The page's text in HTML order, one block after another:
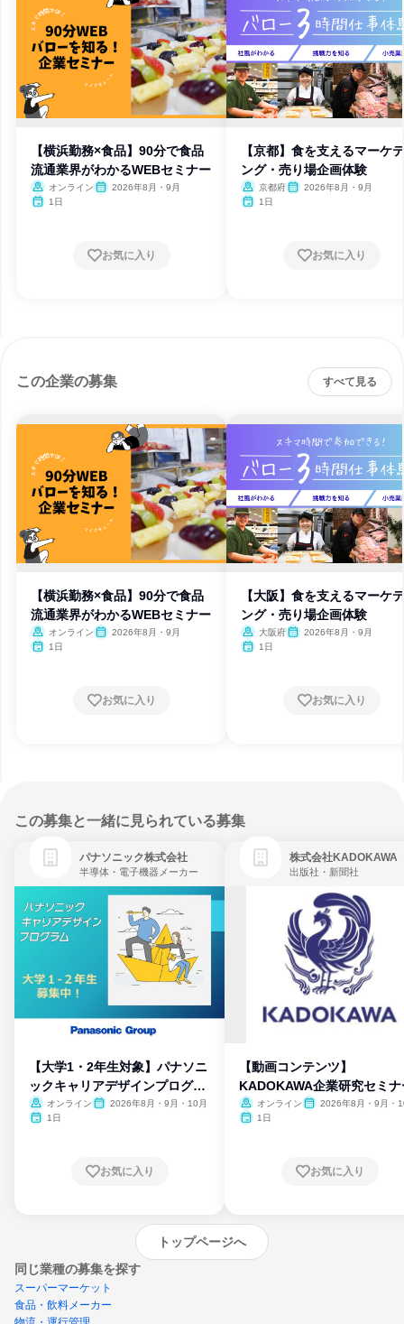
【横浜勤務×食品】90分で食品
流通業界がわかるWEBセミナー
オンライン
2026年8月・9月
1日
お気に入り
【京都】食を支えるマーケ
ング・売り場企画体験
京都府
2026年8月・9月
1日
お気に入り
この企業の募集 すべて見る
【横浜勤務×食品】90分で食品
流通業界がわかるWEBセミナー
オンライン
2026年8月・9月
1日
お気に入り
【大阪】食を支えるマーケ
ング・売り場企画体験
大阪府
2026年8月・9月
1日
お気に入り
この募集と一緒に見られている募集
パナソニック株式会社
半導体・電子機器メーカー
【大学1・2年生対象】パナソニ
ックキャリアデザインプログラ
ム
オンライン
2026年8月・9月・10月
1日
お気に入り
株式会社KADOKAWA
出版社・新聞社
【動画コンテンツ】
KADOKAWA企業研究セミナ
オンライン
2026年8月・9月・
1日
お気に入り
トップページへ
同じ業種の募集を探す
スーパーマーケット
食品・飲料メーカー